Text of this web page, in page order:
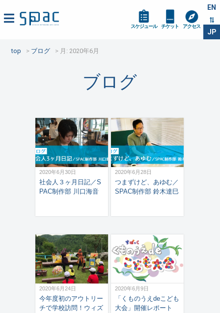
EN
JP
スケジュール チケット アクセス
top ブログ 月: 2020年6月
ブログ
2020年6月30日
社会人３ヶ月日記／S
PAC制作部 川口海音
2020年6月28日
つまずけど、あゆむ／
SPAC制作部 鈴木達巳
2020年6月24日
今年度初のアウトリー
チで学校訪問！ウィズ
2020年6月9日
「くものうえdeこども
大会」開催レポート